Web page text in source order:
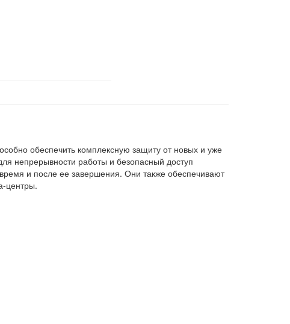
обеспечить комплексную защиту от новых и уже
непрерывности работы и безопасный доступ
и после ее завершения. Они также обеспечивают
центры.